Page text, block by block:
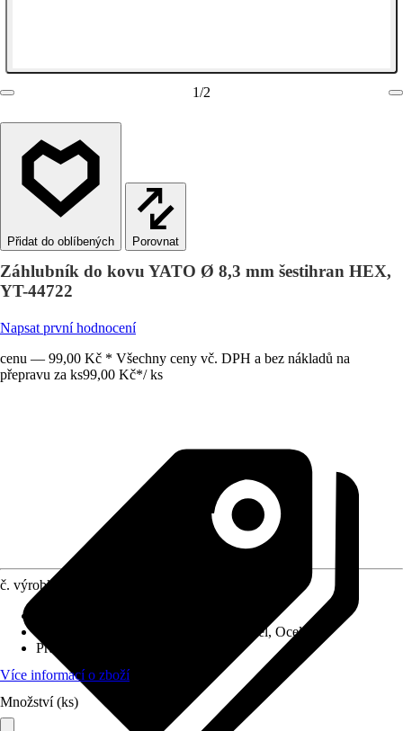
1/2
Porovnat
Záhlubník do kovu YATO Ø 8,3 mm šestihran HEX,
YT-44722
Napsat první hodnocení
cenu — 99,00 Kč * Všechny ceny vč. DPH a bez nákladů na
přepravu za ks99,00 Kč*/ ks
č. výrobku
Hliník, Kov, Nerezová ocel, Ocel
Průměr (od - do)
Více informací o zboží
Množství (ks)